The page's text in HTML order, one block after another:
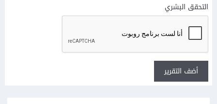
التحقق البشري
أضف التقرير